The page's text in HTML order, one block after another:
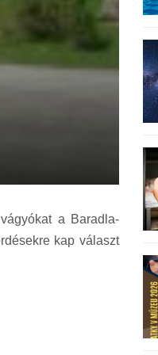
a Baradla-
kap választ